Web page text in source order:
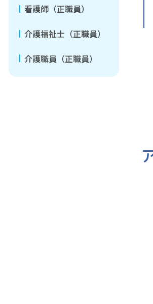
看護師（正職員）
介護福祉士（正職員）
介護職員（正職員）